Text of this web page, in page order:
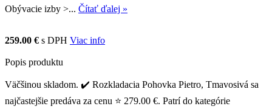
Obývacie izby >... Čítať ďalej »
259.00 € s DPH Viac info
Popis produktu
Väčšinou skladom. ✔️ Rozkladacia Pohovka Pietro, Tmavosivá sa
najčastejšie predáva za cenu ⭐ 279.00 €. Patrí do kategórie